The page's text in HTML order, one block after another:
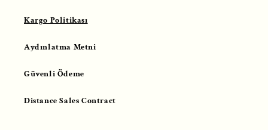
Kargo Politikası
Aydınlatma Metni
Güvenli Ödeme
Distance Sales Contract